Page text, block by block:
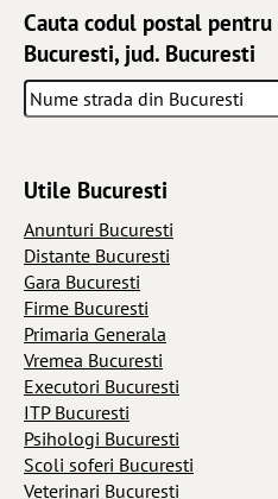
Cauta codul postal
Bucuresti, jud. Bucuresti
Utile Bucuresti
Anunturi Bucuresti
Distante Bucuresti
Gara Bucuresti
Firme Bucuresti
Primaria Generala
Vremea Bucuresti
Executori Bucuresti
ITP Bucuresti
Psihologi Bucuresti
Scoli soferi Bucuresti
Veterinari Bucuresti